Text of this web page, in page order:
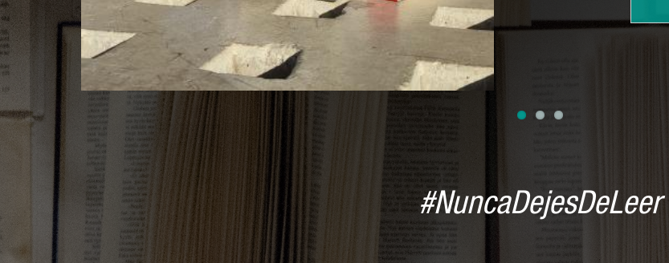
#NuncaDejesDeLeer